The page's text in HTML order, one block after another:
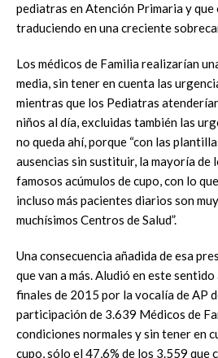
pediatras en Atención Primaria y que
traduciendo en una creciente
Los médicos de Familia realizarían
media, sin tener en cuenta las
mientras que los Pediatras
niños al día, excluidas también las
no queda ahí, porque “con las
ausencias sin sustituir, la mayoría de
famosos acúmulos de cupo, con lo
incluso más pacientes diarios son
muchísimos Centros de Salud”.
Una consecuencia añadida de esa
que van a más. Aludió en este
finales de 2015 por la vocalía de AP
participación de 3.639 Médicos de
condiciones normales y sin tener en
cupo, sólo el 47,6% de los 3.559 que